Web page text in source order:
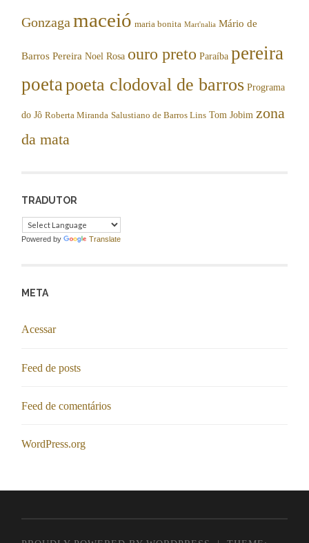
Gonzaga maceió maria bonita Mart'nalia Mário de
Barros Pereira Noel Rosa ouro preto Paraíba pereira
poeta poeta clodoval de barros Programa
do Jô Roberta Miranda Salustiano de Barros Lins Tom Jobim zona
da mata
TRADUTOR
Powered by Translate
META
Acessar
Feed de posts
Feed de comentários
WordPress.org